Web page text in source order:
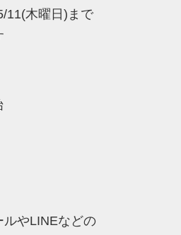
11(木曜日)まで
ルやLINEなどの